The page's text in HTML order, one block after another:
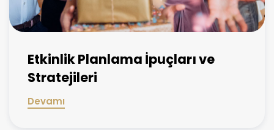
Etkinlik Planlama İpuçları ve
Stratejileri
Devamı